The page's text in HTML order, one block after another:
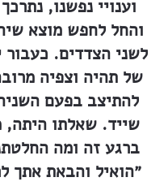
וענויי נפשנו,
והחל לחפש מוצא
לשני הצדדים. כעבור
של תהיה וצפיה
להתיצב בפעם
שייד. שאלתו היתה,
ברגע זה ומה
״הואיל והבאת אתך